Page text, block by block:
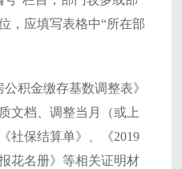
，应填写表格中“所在部
积金缴存基数调整表》
文档、调整当月（或上
社保结算单》、《2019
花名册》等相关证明材